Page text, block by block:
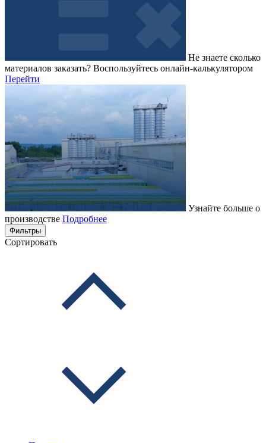
Не знаете сколько
материалов заказать? Воспользуйтесь онлайн-калькулятором
Перейти
Узнайте больше о
производстве Подробнее
Фильтры
Сортировать